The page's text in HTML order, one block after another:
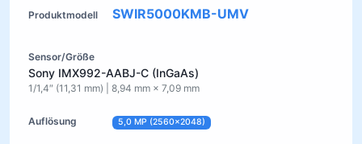
SWIR5000KMB-UMV
Sony IMX992-AABJ-C (InGaAs)
1/1,4″ (11,31 mm) | 8,94 mm × 7,09 mm
5,0 MP (2560×2048)